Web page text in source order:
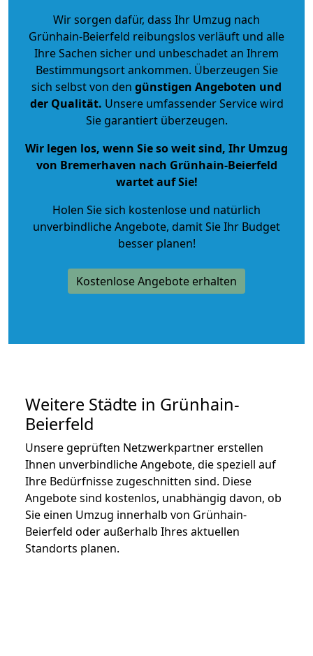
Wir sorgen dafür, dass Ihr Umzug nach
Grünhain-Beierfeld reibungslos verläuft und alle
Ihre Sachen sicher und unbeschadet an Ihrem
Bestimmungsort ankommen. Überzeugen Sie
sich selbst von den günstigen Angeboten und
der Qualität. Unsere umfassender Service wird
Sie garantiert überzeugen.
Wir legen los, wenn Sie so weit sind, Ihr Umzug
von Bremerhaven nach Grünhain-Beierfeld
wartet auf Sie!
Holen Sie sich kostenlose und natürlich
unverbindliche Angebote, damit Sie Ihr Budget
besser planen!
Kostenlose Angebote erhalten
Weitere Städte in Grünhain-
Beierfeld
Unsere geprüften Netzwerkpartner erstellen
Ihnen unverbindliche Angebote, die speziell auf
Ihre Bedürfnisse zugeschnitten sind. Diese
Angebote sind kostenlos, unabhängig davon, ob
Sie einen Umzug innerhalb von Grünhain-
Beierfeld oder außerhalb Ihres aktuellen
Standorts planen.